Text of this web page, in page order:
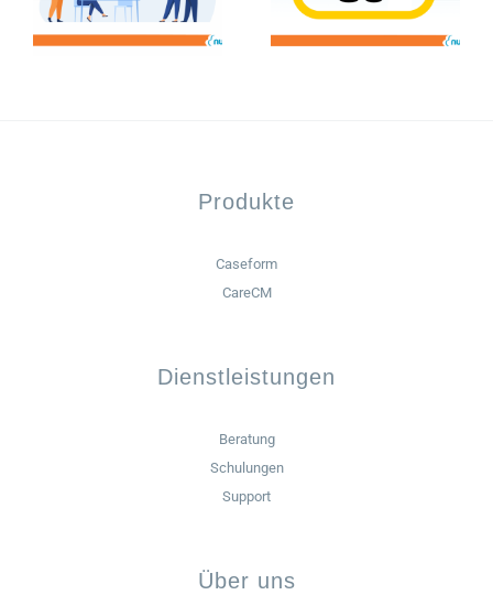
Produkte
Caseform
CareCM
Dienstleistungen
Beratung
Schulungen
Support
Über uns